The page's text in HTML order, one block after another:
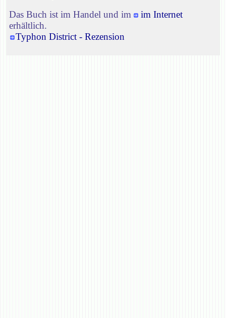
Das Buch ist im Handel und im
im Internet
erhältlich.
Typhon District - Rezension